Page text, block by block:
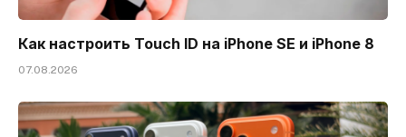
Как настроить Touch ID на iPhone SE и iPhone 8
07.08.2026